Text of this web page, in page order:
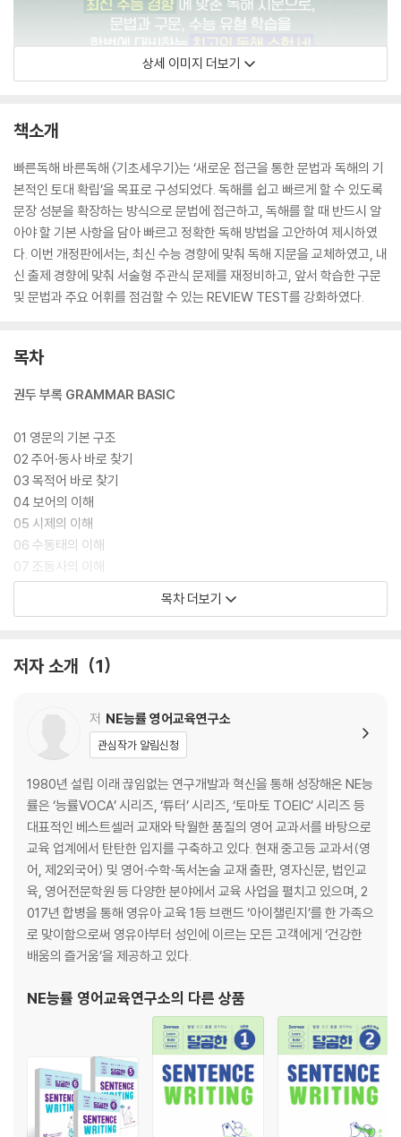
상세 이미지 더보기
책소개
빠른독해 바른독해 〈기초세우기〉는 ‘새로운 접근을 통한 문법과 독해의 기
본적인 토대 확립’을 목표로 구성되었다. 독해를 쉽고 빠르게 할 수 있도록
문장 성분을 확장하는 방식으로 문법에 접근하고, 독해를 할 때 반드시 알
아야 할 기본 사항을 담아 빠르고 정확한 독해 방법을 고안하여 제시하였
다. 이번 개정판에서는, 최신 수능 경향에 맞춰 독해 지문을 교체하였고, 내
신 출제 경향에 맞춰 서술형 주관식 문제를 재정비하고, 앞서 학습한 구문
및 문법과 주요 어휘를 점검할 수 있는 REVIEW TEST를 강화하였다.
목차
권두 부록 GRAMMAR BASIC
01 영문의 기본 구조
02 주어·동사 바로 찾기
03 목적어 바로 찾기
04 보어의 이해
05 시제의 이해
06 수동태의 이해
07 조동사의 이해
08 가정법의 이해
12 접속사의 이해
14 관계사의 이해 II
16 특수 구문
수능유형+
01 주제·제목
02 요지·주장
03 글의 목적
04 빈칸 추론
05 함축 의미 추론
06 내용 (불)일치
08 어휘 추론
10 흐름과 무관한 문장·글의 순서 파악
11 주어진 문장의 위치
12 도표
13 요약문 완성
14 어법성 판단
목차 더보기
저자 소개 1
저 NE능률 영어교육연구소
관심작가 알림신청
1980년 설립 이래 끊임없는 연구개발과 혁신을 통해 성장해온 NE능
률은 ‘능률VOCA’ 시리즈, ‘튜터’ 시리즈, ‘토마토 TOEIC’ 시리즈 등
대표적인 베스트셀러 교재와 탁월한 품질의 영어 교과서를 바탕으로
교육 업계에서 탄탄한 입지를 구축하고 있다. 현재 중고등 교과서(영
어, 제2외국어) 및 영어·수학·독서논술 교재 출판, 영자신문, 법인교
육, 영어전문학원 등 다양한 분야에서 교육 사업을 펼치고 있으며, 2
017년 합병을 통해 영유아 교육 1등 브랜드 ‘아이챌린지’를 한 가족으
로 맞이함으로써 영유아부터 성인에 이르는 모든 고객에게 ‘건강한
배움의 즐거움’을 제공하고 있다.
NE능률 영어교육연구소의 다른 상품